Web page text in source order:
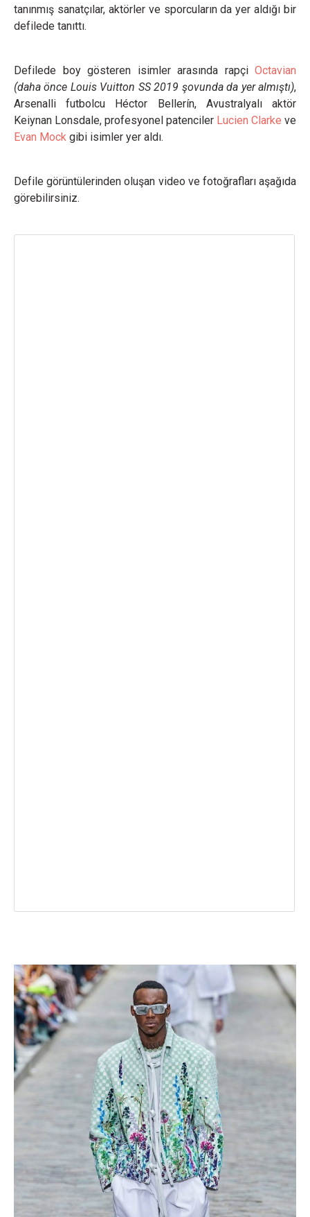
tanınmış sanatçılar, aktörler ve sporcuların da yer aldığı bir
defilede tanıttı.
Defilede boy gösteren isimler arasında rapçi Octavian
(daha önce Louis Vuitton SS 2019 şovunda da yer almıştı),
Arsenalli futbolcu Héctor Bellerín, Avustralyalı aktör
Keiynan Lonsdale, profesyonel patenciler Lucien Clarke ve
Evan Mock gibi isimler yer aldı.
Defile görüntülerinden oluşan video ve fotoğrafları aşağıda
görebilirsiniz.